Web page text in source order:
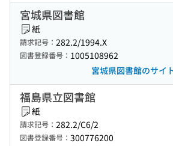
宮城県図書館
紙
請求記号： 282.2/1994.X
図書登録番号： 1005108962
宮城県図書館のサイ
福島県立図書館
紙
請求記号： 282.2/C6/2
図書登録番号： 300776200